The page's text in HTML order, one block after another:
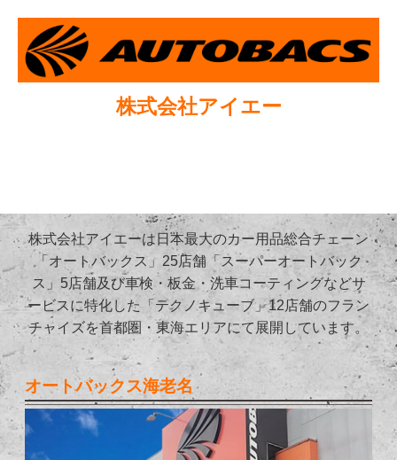
株式会社アイエー
株式会社アイエーは日本最大のカー用品総合チェーン
「オートバックス」25店舗「スーパーオートバック
ス」5店舗及び車検・板金・洗車コーティングなどサ
ービスに特化した「テクノキューブ」12店舗のフラン
チャイズを首都圏・東海エリアにて展開しています。
オートバックス海老名